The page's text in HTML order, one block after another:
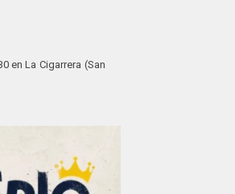
en La Cigarrera (San